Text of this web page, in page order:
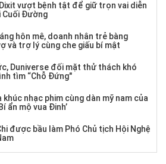
vượt bệnh tật để giữ trọn vai diễn
Cuối Đường
hôn mê, doanh nhân trẻ bàng
và trợ lý cùng che giấu bí mật
Duniverse đối mặt thử thách khó
tìm “Chỗ Đứng"
nhạc phim cùng dàn mỹ nam của
ẩn mộ vua Đinh’
được bầu làm Phó Chủ tịch Hội Nghệ